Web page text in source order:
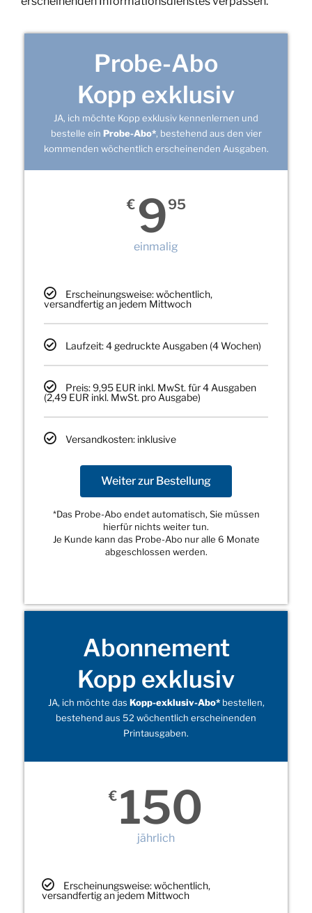
Probe-Abo
Kopp exklusiv
JA, ich möchte Kopp exklusiv kennenlernen und
bestelle ein Probe-Abo*, bestehend aus den vier
kommenden wöchentlich erscheinenden Ausgaben.
€ 995
einmalig
Erscheinungsweise: wöchentlich,
versandfertig an jedem Mittwoch
Laufzeit: 4 gedruckte Ausgaben (4 Wochen)
Preis: 9,95 EUR inkl. MwSt. für 4 Ausgaben
(2,49 EUR inkl. MwSt. pro Ausgabe)
Versandkosten: inklusive
Weiter zur Bestellung
*Das Probe-Abo endet automatisch, Sie müssen
hierfür nichts weiter tun.
Je Kunde kann das Probe-Abo nur alle 6 Monate
abgeschlossen werden.
Abonnement
Kopp exklusiv
JA, ich möchte das Kopp-exklusiv-Abo*bestellen,
bestehend aus 52 wöchentlich erscheinenden
Printausgaben.
€ 150
jährlich
Erscheinungsweise: wöchentlich,
versandfertig an jedem Mittwoch